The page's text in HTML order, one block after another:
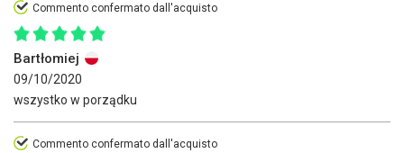
Commento confermato dall'acquisto
Bartłomiej
09/10/2020
wszystko w porządku
Commento confermato dall'acquisto